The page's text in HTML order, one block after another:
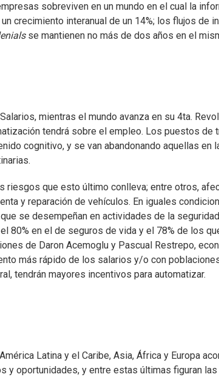
sobreviven en un mundo en el cual la
crecimiento interanual de un 14%; los flujos de
se mantienen no más de dos años en el
mientras el mundo avanza en su 4ta.
tendrá sobre el empleo. Los puestos de
cognitivo, y se van abandonando aquellas en
que esto último conlleva; entre otros,
y reparación de vehículos. En iguales
se desempeñan en actividades de la seguridad
80% en el de seguros de vida y el 78% de los
de Daron Acemoglu y Pascual Restrepo,
más rápido de los salarios y/o con
tendrán mayores incentivos para automatizar.
Latina y el Caribe, Asia, África y Europa
y oportunidades, y entre estas últimas figuran